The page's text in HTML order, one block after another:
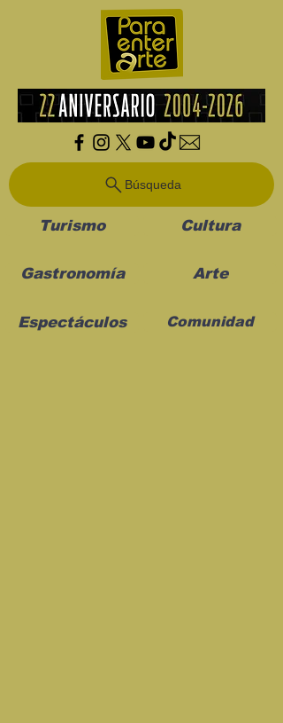
Búsqueda
Turismo Cultura
Gastronomía Arte
Espectáculos Comunidad